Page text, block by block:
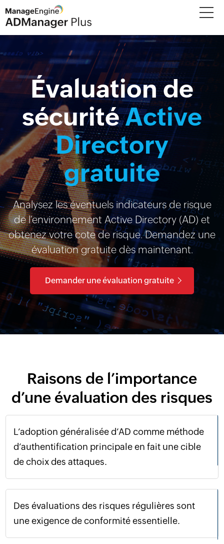
Évaluation de
sécuritéActive
Directory
gratuite
Analysez les éventuels indicateurs de risque
de l’environnement Active Directory (AD) et
obtenez votre cote de risque. Demandez une
évaluation gratuite dès maintenant.
Demander une évaluation gratuite
Raisons de l’importance
d’une évaluation des risques
L’adoption généralisée d’AD comme méthode
d’authentification principale en fait une cible
de choix des attaques.
Des évaluations des risques régulières sont
une exigence de conformité essentielle.